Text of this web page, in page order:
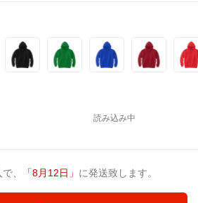
、 「8月12日 」 に発送致します。